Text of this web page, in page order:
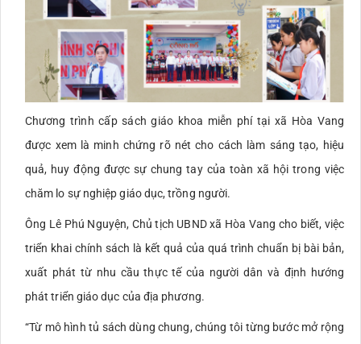
Chương trình cấp sách giáo khoa miễn phí tại xã Hòa Vang
được xem là minh chứng rõ nét cho cách làm sáng tạo, hiệu
quả, huy động được sự chung tay của toàn xã hội trong việc
chăm lo sự nghiệp giáo dục, trồng người.
Ông Lê Phú Nguyện, Chủ tịch UBND xã Hòa Vang cho biết, việc
triển khai chính sách là kết quả của quá trình chuẩn bị bài bản,
xuất phát từ nhu cầu thực tế của người dân và định hướng
phát triển giáo dục của địa phương.
“Từ mô hình tủ sách dùng chung, chúng tôi từng bước mở rộng